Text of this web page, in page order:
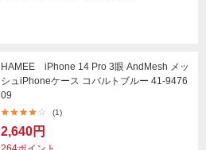
HAMEE iPhone 14 Pro 3眼 AndMesh メッ
シュiPhoneケース コバルトブルー 41-9476
09
(1)
2,640円